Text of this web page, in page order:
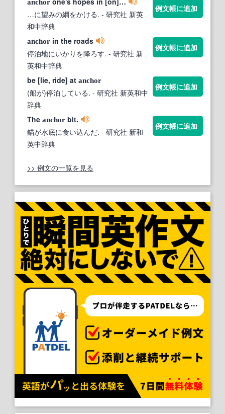
anchor
…に望みの綱をかける. - 研究社 新英
和中辞典
例文帳に追加
anchor in the roads
停泊地にいかりを降ろす. - 研究社 新
英和中辞典
例文帳に追加
be [lie, ride] at anchor
(船が)停泊している. - 研究社 新英和中
辞典
例文帳に追加
The anchor bit.
錨が水底に食い込んだ. - 研究社 新和
英中辞典
例文帳に追加
>> 例文の一覧を見る